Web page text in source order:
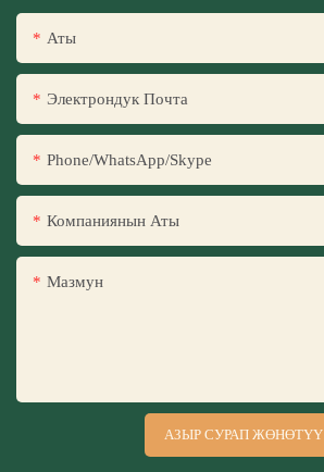
Аты
Электрондук Почта
Phone/WhatsApp/Skype
Компаниянын Аты
Мазмун
АЗЫР СУРАП ЖӨНӨТҮҮ